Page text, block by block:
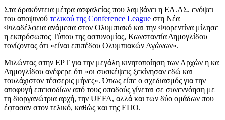
Στα δρακόντεια μέτρα ασφαλείας που λαμβάνει η ΕΛ.ΑΣ. ενόψει
του αποψινού τελικού της Conference League στη Νέα
Φιλαδέλφεια ανάμεσα στον Ολυμπιακό και την Φιορεντίνα μίλησε
η εκπρόσωπος Τύπου της αστυνομίας, Κωνσταντία Δημογλίδου
τονίζοντας ότι «είναι επιπέδου Ολυμπιακών Αγώνων».
Μιλώντας στην ΕΡΤ για την μεγάλη κινητοποίηση των Αρχών η κα
Δημογλίδου ανέφερε ότι «οι συσκέψεις ξεκίνησαν εδώ και
τουλάχιστον τέσσερις μήνες». Όπως είπε ο σχεδιασμός για την
αποφυγή επεισοδίων από τους οπαδούς γίνεται σε συνεννόηση με
τη διοργανώτρια αρχή, την UEFA, αλλά και των δύο ομάδων που
έφτασαν στον τελικό, καθώς και της ΕΠΟ.